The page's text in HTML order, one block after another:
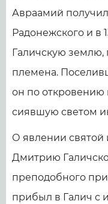
Авраамий
Радонежского и в
Галичскую землю,
племена.
он по откровению
сиявшую светом
О явлении святой
Дмитрию
преподобного
прибыл в Галич с